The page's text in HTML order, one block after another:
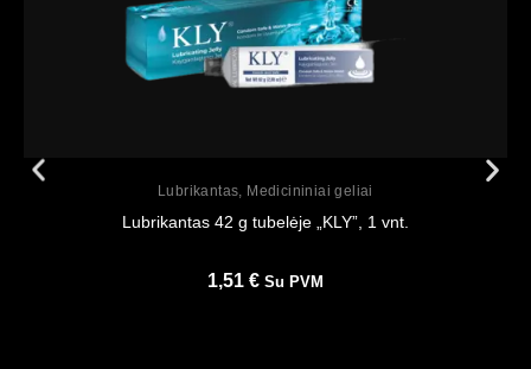
Lubrikantas Medicininiai geliai
Lubrikantas 42 g tubelėje „KLY”, 1 vnt.
1,51 € Su PVM